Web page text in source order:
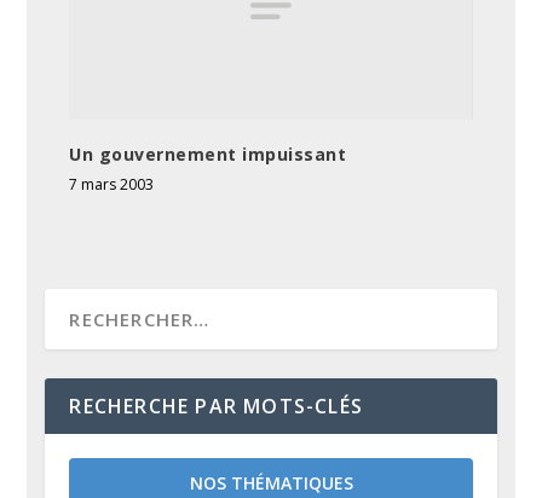
Un gouvernement impuissant
7 mars 2003
RECHERCHE PAR MOTS-CLÉS
NOS THÉMATIQUES